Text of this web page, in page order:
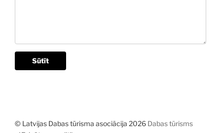
Sūtīt
© Latvijas Dabas tūrisma asociācija 2026 Dabas tūrisms